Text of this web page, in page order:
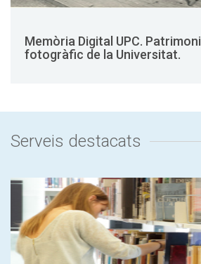
Memòria Digital UPC. Patrimoni
fotogràfic de la Universitat.
Serveis destacats